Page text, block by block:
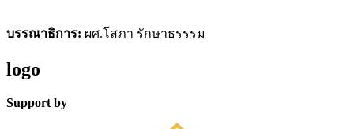
บรรณาธิการ: ผศ.โสภา รักษาธรรรม
logo
Support by